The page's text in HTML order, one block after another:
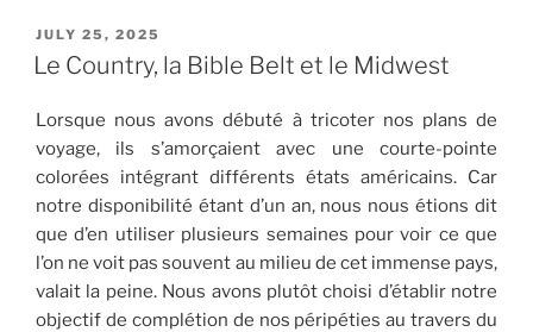
POSTED
ON
JULY 25, 2025
Le Country, la Bible Belt et le Midwest
Lorsque nous avons débuté à tricoter nos plans de
voyage, ils s’amorçaient avec une courte-pointe
colorées intégrant différents états américains. Car
notre disponibilité étant d’un an, nous nous étions dit
que d’en utiliser plusieurs semaines pour voir ce que
l’on ne voit pas souvent au milieu de cet immense pays,
valait la peine. Nous avons plutôt choisi d’établir notre
objectif de complétion de nos péripéties au travers du